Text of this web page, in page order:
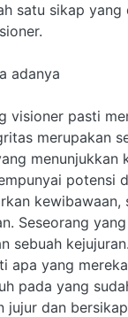
satu sikap
adanya
visioner pasti
merupakan
menunjukkan
potensi
kewibawaan,
Seseorang
sebuah
apa yang
pada yang
jujur dan